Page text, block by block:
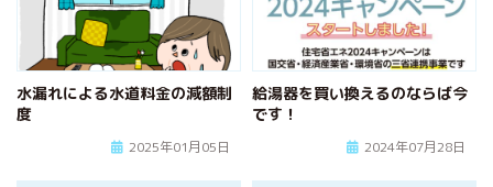
水漏れによる水道料金の減額制
度
2025年01月05日
給湯器を買い換えるのならば今
です！
2024年07月28日